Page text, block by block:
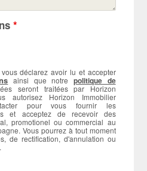
*
déclarez avoir lu et accepter
ainsi que notre politique de
seront traitées par Horizon
autorisez Horizon Immobilier
pour vous fournir les
et acceptez de recevoir des
promotionel ou commercial au
Vous pourrez à tout moment
de rectification, d'annulation ou